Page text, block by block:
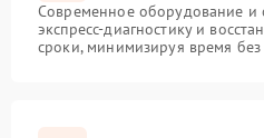
Современное оборудование и
экспресс-диагностику и
сроки, минимизируя время без